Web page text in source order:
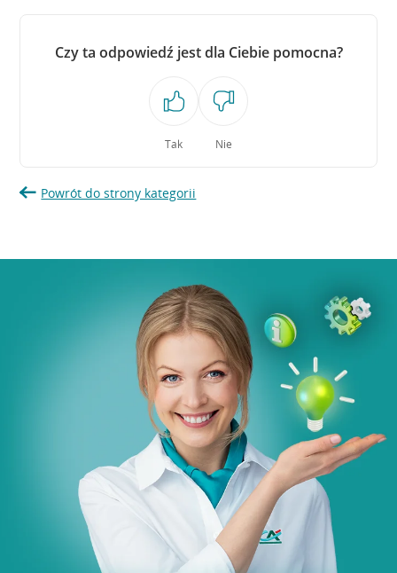
Czy ta odpowiedź jest dla Ciebie pomocna?
Tak Nie
Powrót do strony kategorii